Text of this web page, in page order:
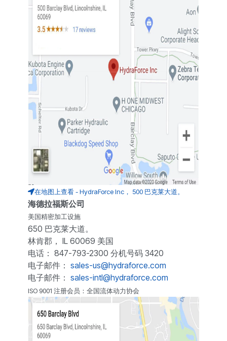
在地图上查看 - HydraForce Inc， 500 巴克莱大道。
海德拉福斯公司
美国精密加工设施
650 巴克莱大道。
林肯郡， IL 60069 美国
电话： 847-793-2300 分机号码 3420
电子邮件： sales-us@hydraforce.com
电子邮件： sales-intl@hydraforce.com
ISO 9001 注册会员：全国流体动力协会